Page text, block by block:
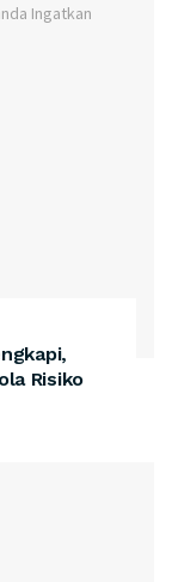
Risiko